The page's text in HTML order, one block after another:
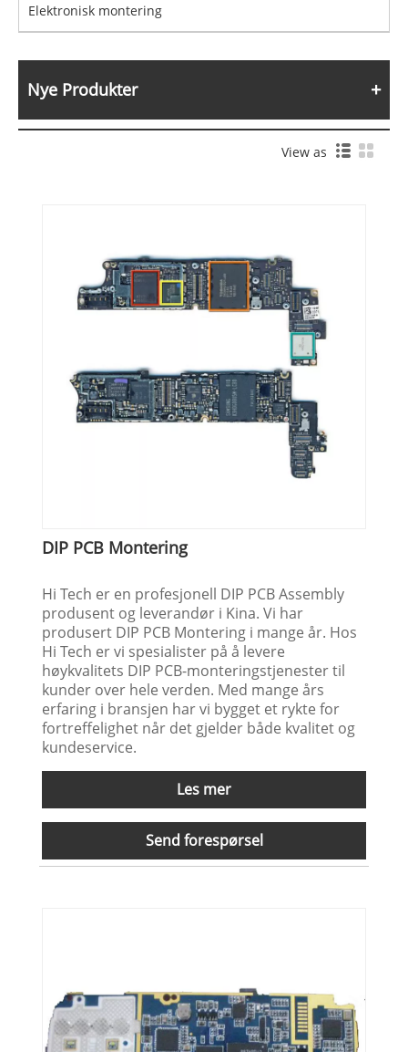
Elektronisk montering
Nye Produkter
View as
DIP PCB Montering
Hi Tech er en profesjonell DIP PCB Assembly
produsent og leverandør i Kina. Vi har
produsert DIP PCB Montering i mange år. Hos
Hi Tech er vi spesialister på å levere
høykvalitets DIP PCB-monteringstjenester til
kunder over hele verden. Med mange års
erfaring i bransjen har vi bygget et rykte for
fortreffelighet når det gjelder både kvalitet og
kundeservice.
Les mer
Send forespørsel